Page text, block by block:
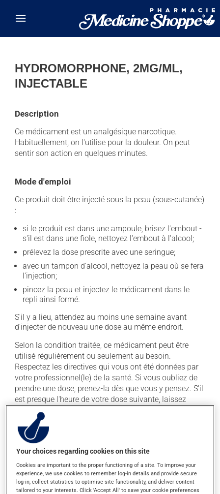
HYDROMORPHONE, 2MG/ML,
INJECTABLE
Description
Ce médicament est un analgésique narcotique.
Habituellement, on l'utilise pour la douleur. On peut
sentir son action en quelques minutes.
Mode d'emploi
Ce produit doit être injecté sous la peau (sous-cutanée)
:
si le produit est dans une ampoule, brisez l'embout -
s'il est dans une fiole, nettoyez l'embout à l'alcool;
prélevez la dose prescrite avec une seringue;
avec un tampon d'alcool, nettoyez la peau où se fera
l'injection;
pincez la peau et injectez le médicament dans le
repli ainsi formé.
S'il y a lieu, attendez au moins une semaine avant
d'injecter de nouveau une dose au même endroit.
Selon la condition traitée, ce médicament peut être
utilisé régulièrement ou seulement au besoin.
Respectez les directives qui vous ont été données par
votre professionnel(le) de la santé. Si vous oubliez de
prendre une dose, prenez-la dès que vous y pensez. S'il
est presque l'heure de votre dose suivante, laissez
simplement tomber la dose oubliée. Ne doublez pas la
dose suivante pour tenter de vous rattraper.
Il est important de respecter la posologie inscrite sur
l'étiquette. N'en utilisez pas plus, ni plus souvent
qu'indiqué. Disposez des seringues et aiguilles
souillées de façon sécuritaire. Votre pharmacien pourra
vous indiquer comment faire.
Your choices regarding cookies on this site
Cookies are important to the proper functioning of a site. To improve your
experience, we use cookies to remember log-in details and provide secure
log-in, collect statistics to optimise site functionality, and deliver content
tailored to your interests. Click 'Accept All' to save your cookie preferences